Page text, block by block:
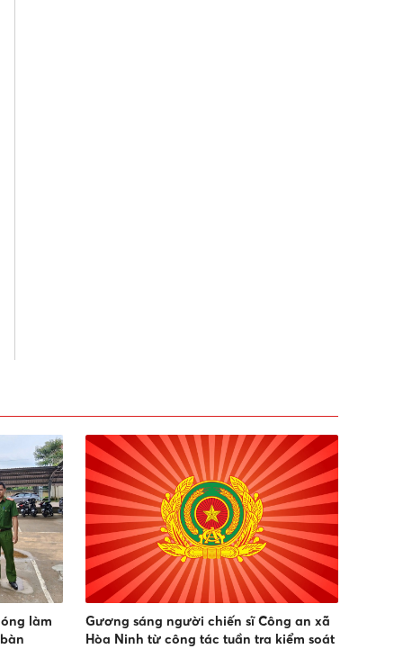
làm
Gương sáng người chiến sĩ Công an xã
Hòa Ninh từ công tác tuần tra kiểm soát